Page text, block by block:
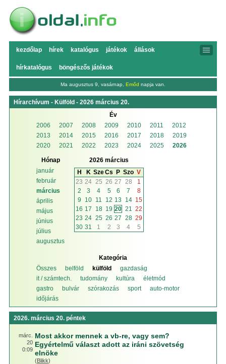
kezdőlap hírek katalógus játékok állások
hírkatalógus böngészős játékok
Ma augusztus 9, vasárnap, Emőd napja van.
Hírarchívum - Külföld - 2026 március 20.
Év
2006
2007 2008 2009 2010 2011
2012
2013
2014 2015 2016 2017 2018
2019
2020
2021 2022 2023 2024 2025 2026
Hónap
január
február
március
április
május
június
július
augusztus
2026 március
H
K SzeCs P Szo V
23 24 25 26 27 28
1
2
3 4 5 6 7
8
9
10 11 12 13 14 15
16 17 18 19 20 21
22
23 24 25 26 27 28 29
30 31 1 2 3 4 5
Kategória
Összes
belföld külföld
gazdaság
it / számtech.
tudomány kultúra
életmód
gastro
bulvár szórakozás sport
auto-motor
időjárás
2026. március 20. péntek
márc.
20
0:09
Most akkor mennek a vb-re, vagy sem?
Egyértelmű választ adott az iráni szövetség
elnöke
(Blikk)